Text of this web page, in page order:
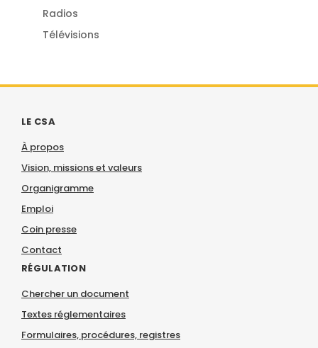
Radios
Télévisions
LE CSA
À propos
Vision, missions et valeurs
Organigramme
Emploi
Coin presse
Contact
RÉGULATION
Chercher un document
Textes réglementaires
Formulaires, procédures, registres